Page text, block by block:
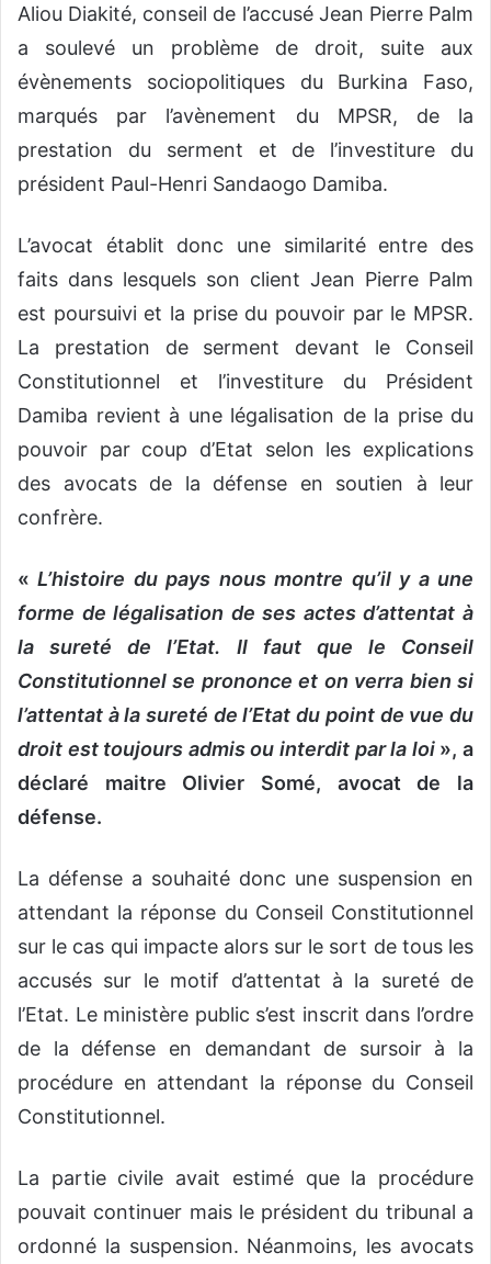
Aliou Diakité, conseil de l’accusé Jean Pierre Palm
a soulevé un problème de droit, suite aux
évènements sociopolitiques du Burkina Faso,
marqués par l’avènement du MPSR, de la
prestation du serment et de l’investiture du
président Paul-Henri Sandaogo Damiba.
L’avocat établit donc une similarité entre des
faits dans lesquels son client Jean Pierre Palm
est poursuivi et la prise du pouvoir par le MPSR.
La prestation de serment devant le Conseil
Constitutionnel et l’investiture du Président
Damiba revient à une légalisation de la prise du
pouvoir par coup d’Etat selon les explications
des avocats de la défense en soutien à leur
confrère.
«L’histoire du pays nous montre qu’il y a une
forme de légalisation de ses actes d’attentat à
la sureté de l’Etat. Il faut que le Conseil
Constitutionnel se prononce et on verra bien si
l’attentat à la sureté de l’Etat du point de vue du
droit est toujours admis ou interdit par la loi», a
déclaré maitre Olivier Somé, avocat de la
défense.
La défense a souhaité donc une suspension en
attendant la réponse du Conseil Constitutionnel
sur le cas qui impacte alors sur le sort de tous les
accusés sur le motif d’attentat à la sureté de
l’Etat. Le ministère public s’est inscrit dans l’ordre
de la défense en demandant de sursoir à la
procédure en attendant la réponse du Conseil
Constitutionnel.
La partie civile avait estimé que la procédure
pouvait continuer mais le président du tribunal a
ordonné la suspension. Néanmoins, les avocats